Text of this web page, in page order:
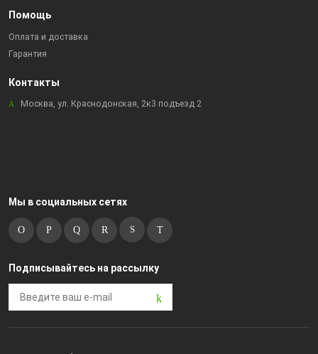
Помощь
Оплата и доставка
Гарантия
Контакты
Москва, ул. Краснодонская, 2к3 подъезд 2
Мы в социальных сетях
Подписывайтесь на рассылку